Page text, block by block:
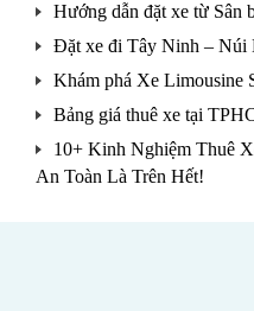
Hướng dẫn đặt xe từ Sân
Đặt xe đi Tây Ninh – Núi
Khám phá Xe Limousine
Bảng giá thuê xe tại
10+ Kinh Nghiệm Thuê
An Toàn Là Trên Hết!